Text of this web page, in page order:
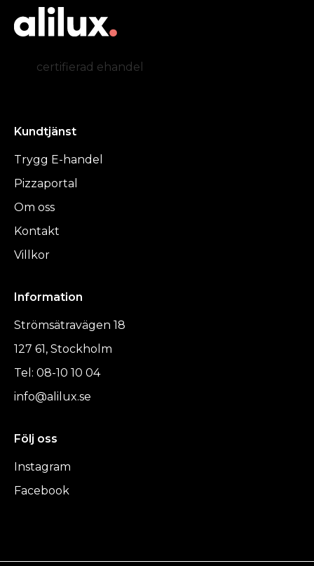
certifierad ehandel
Kundtjänst
Trygg E-handel
Pizzaportal
Om oss
Kontakt
Villkor
Information
Strömsätravägen 18
127 61, Stockholm
Tel: 08-10 10 04
info@alilux.se
Följ oss
Instagram
Facebook